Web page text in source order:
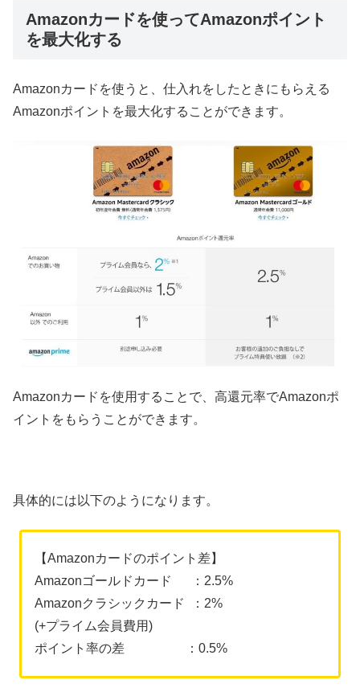
Amazonカードを使ってAmazonポイント
を最大化する
Amazonカードを使うと、仕入れをしたときにもらえる
Amazonポイントを最大化することができます。
Amazonカードを使用することで、高還元率でAmazonポ
イントをもらうことができます。
具体的には以下のようになります。
【Amazonカードのポイント差】
Amazonゴールドカード ：2.5%
Amazonクラシックカード ：2%
(+プライム会員費用)
ポイント率の差 ：0.5%